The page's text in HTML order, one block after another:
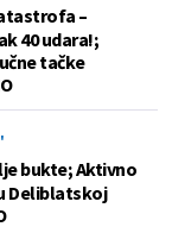
–
40 udara!;
tačke
bukte; Aktivno
Deliblatskoj